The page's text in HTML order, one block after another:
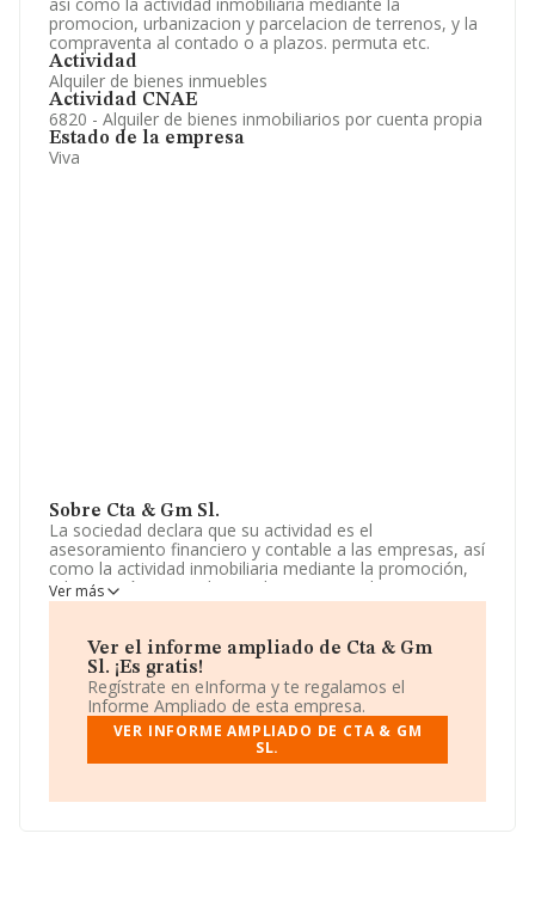
promocion, urbanizacion y parcelacion de terrenos, y la
compraventa al contado o a plazos. permuta etc.
Actividad
Alquiler de bienes inmuebles
Actividad CNAE
6820 - Alquiler de bienes inmobiliarios por cuenta propia
Estado de la empresa
Viva
Sobre Cta & Gm Sl.
La sociedad declara que su actividad es el
asesoramiento financiero y contable a las empresas, así
como la actividad inmobiliaria mediante la promoción,
urbanización y parcelacion de terrenos, y la
compraventa al contado o a plazos. permuta etc. La
es 'Alquiler de bienes inmobiliarios por cuenta propia'
con código 6820. La compañía no tiene actividad en
mercados exteriores.
En el último año el número de empleados ha
permanecido igual y teniendo en cuenta la información
a disposición de INFORMA, ha contado con un número
Ver más
Ver el informe ampliado de Cta & Gm
Sl. ¡Es gratis!
Regístrate en eInforma y te regalamos el
Informe Ampliado de esta empresa.
VER INFORME AMPLIADO DE CTA & GM
SL.